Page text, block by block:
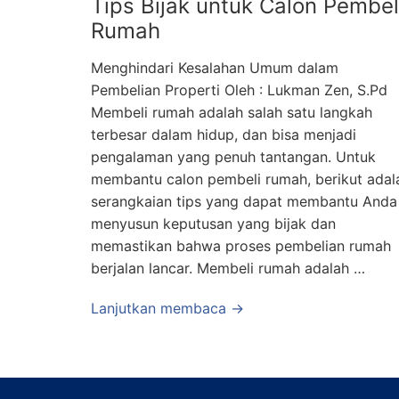
Tips Bijak untuk Calon
Rumah
Menghindari Kesalahan Umum dalam
Pembelian Properti Oleh : Lukman Zen, S.Pd
Membeli rumah adalah salah satu langkah
terbesar dalam hidup, dan bisa menjadi
pengalaman yang penuh tantangan. Untuk
membantu calon pembeli rumah, berikut
serangkaian tips yang dapat membantu Anda
menyusun keputusan yang bijak dan
memastikan bahwa proses pembelian rumah
berjalan lancar. Membeli rumah adalah …
Lanjutkan membaca →